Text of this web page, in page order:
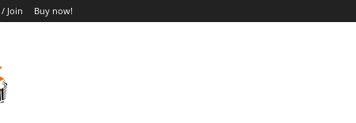
Join Buy now!